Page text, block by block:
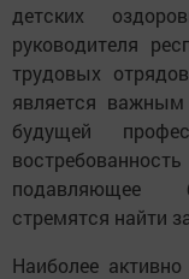
детских
руководителя
трудовых
является
будущей
подавляющее
стремятся найти
Наиболее